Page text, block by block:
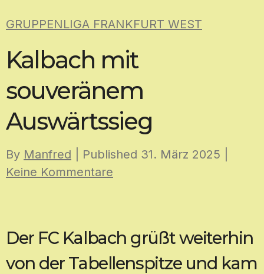
toGRUPPENLIGA FRANKFURT WEST
Kalbach mit
souveränem
Auswärtssieg
By Manfred | Published 31. März 2025
Keine Kommentare
Der FC Kalbach grüßt weiterhin
von der Tabellenspitze und kam